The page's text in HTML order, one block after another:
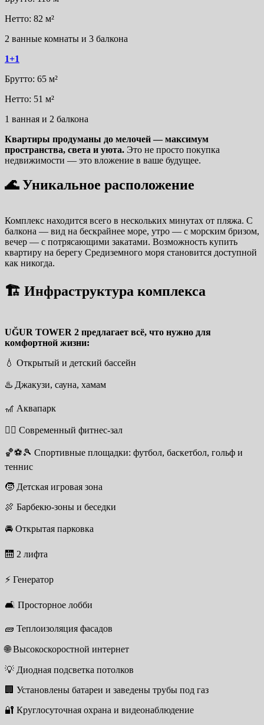
Нетто: 82 м²
2 ванные комнаты и 3 балкона
1+1
Брутто: 65 м²
Нетто: 51 м²
1 ванная и 2 балкона
Квартиры продуманы до мелочей — максимум
пространства, света и уюта. Это не просто покупка
недвижимости — это вложение в ваше будущее.
🌊 Уникальное расположение
Комплекс находится всего в нескольких минутах от пляжа. С
балкона — вид на бескрайнее море, утро — с морским бризом,
вечер — с потрясающими закатами. Возможность купить
квартиру на берегу Средиземного моря становится доступной
как никогда.
🏗️ Инфраструктура комплекса
UĞUR TOWER 2 предлагает всё, что нужно для
комфортной жизни:
💧 Открытый и детский бассейн
♨️ Джакузи, сауна, хамам
🎢 Аквапарк
🏋️‍♂️ Современный фитнес-зал
🏀⚽🎾 Спортивные площадки: футбол, баскетбол, гольф и
теннис
🧒 Детская игровая зона
🍖 Барбекю-зоны и беседки
🚘 Открытая парковка
🛗 2 лифта
⚡ Генератор
🛋️ Просторное лобби
🧱 Теплоизоляция фасадов
🌐 Высокоскоростной интернет
💡 Диодная подсветка потолков
🏢 Установлены батареи и заведены трубы под газ
🔐 Круглосуточная охрана и видеонаблюдение